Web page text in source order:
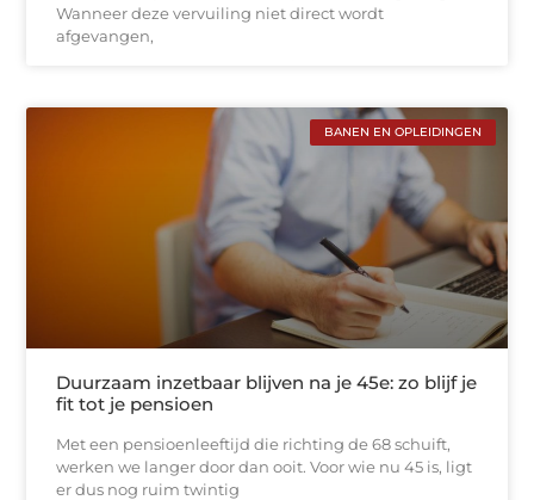
Wanneer deze vervuiling niet direct wordt
afgevangen,
BANEN EN OPLEIDINGEN
Duurzaam inzetbaar blijven na je 45e: zo blijf je
fit tot je pensioen
Met een pensioenleeftijd die richting de 68 schuift,
werken we langer door dan ooit. Voor wie nu 45 is, ligt
er dus nog ruim twintig